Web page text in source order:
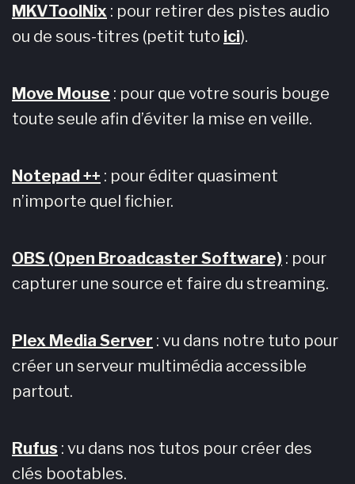
MKVToolNix : pour retirer des pistes audio
ou de sous-titres (petit tuto ici).
Move Mouse : pour que votre souris bouge
toute seule afin d’éviter la mise en veille.
Notepad ++ : pour éditer quasiment
n’importe quel fichier.
OBS (Open Broadcaster Software) : pour
capturer une source et faire du streaming.
Plex Media Server : vu dans notre tuto pour
créer un serveur multimédia accessible
partout.
Rufus : vu dans nos tutos pour créer des
clés bootables.